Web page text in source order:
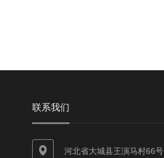
联系我们
河北省大城县王演马村66号